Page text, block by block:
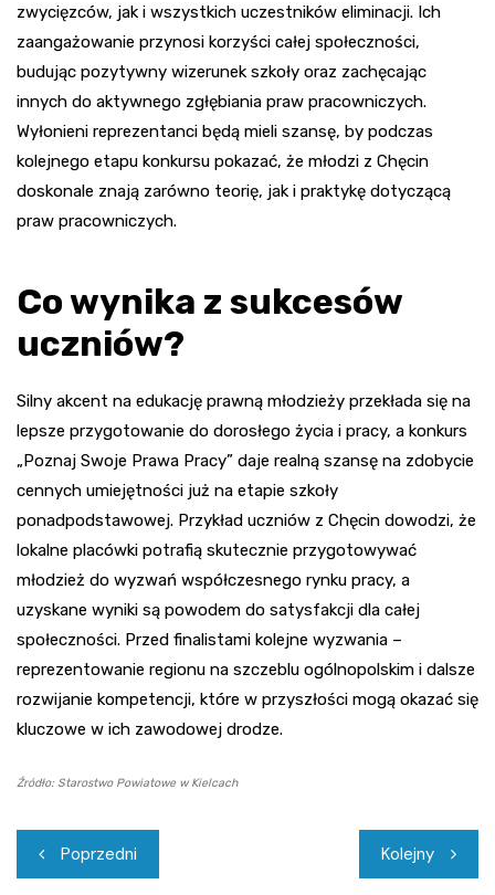
zwycięzców, jak i wszystkich uczestników eliminacji. Ich
zaangażowanie przynosi korzyści całej społeczności,
budując pozytywny wizerunek szkoły oraz zachęcając
innych do aktywnego zgłębiania praw pracowniczych.
Wyłonieni reprezentanci będą mieli szansę, by podczas
kolejnego etapu konkursu pokazać, że młodzi z Chęcin
doskonale znają zarówno teorię, jak i praktykę dotyczącą
praw pracowniczych.
Co wynika z sukcesów
uczniów?
Silny akcent na edukację prawną młodzieży przekłada się na
lepsze przygotowanie do dorosłego życia i pracy, a konkurs
„Poznaj Swoje Prawa Pracy” daje realną szansę na zdobycie
cennych umiejętności już na etapie szkoły
ponadpodstawowej. Przykład uczniów z Chęcin dowodzi, że
lokalne placówki potrafią skutecznie przygotowywać
młodzież do wyzwań współczesnego rynku pracy, a
uzyskane wyniki są powodem do satysfakcji dla całej
społeczności. Przed finalistami kolejne wyzwania –
reprezentowanie regionu na szczeblu ogólnopolskim i dalsze
rozwijanie kompetencji, które w przyszłości mogą okazać się
kluczowe w ich zawodowej drodze.
Źródło: Starostwo Powiatowe w Kielcach
Nawigacja
Poprzedni Kolejny